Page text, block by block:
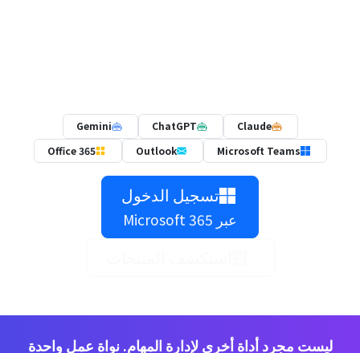
Claude
ChatGPT
Gemini
Microsoft Teams
Outlook
Office 365
تسجيل الدخول
عبر Microsoft 365
ليست مجرد أداة أخرى لإدارة المهام. نواة عمل واحدة